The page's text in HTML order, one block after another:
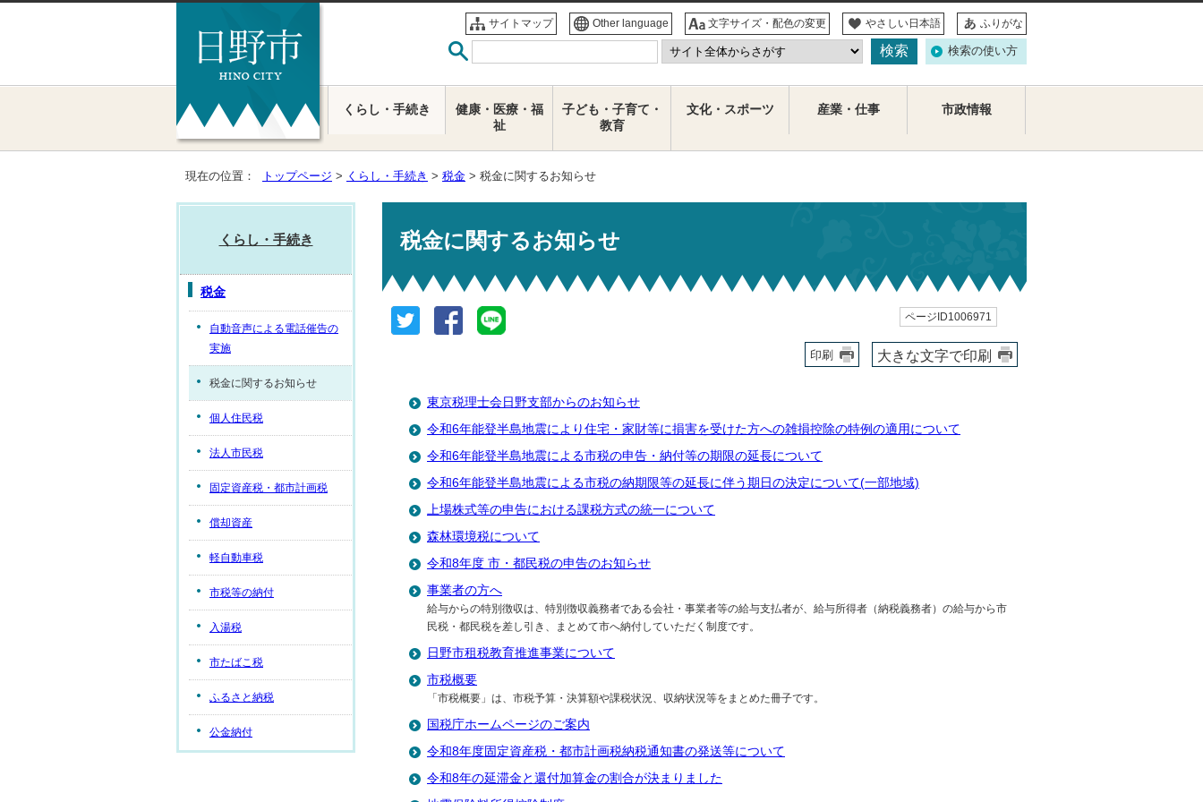
サイトマップ Other language 文字サイズ・配色の変更 やさしい日本語 ふりがな
検索の使い方
くらし・手続き
健康・医療・福
祉
子ども・子育て・
教育
文化・スポーツ 産業・仕事 市政情報
現在の位置： トップページ > くらし・手続き > 税金 > 税金に関するお知らせ
税金に関するお知らせ
ページID1006971
印刷 大きな文字で印刷
東京税理士会日野支部からのお知らせ
令和6年能登半島地震により住宅・家財等に損害を受けた方への雑損控除の特例の適用について
令和6年能登半島地震による市税の申告・納付等の期限の延長について
令和6年能登半島地震による市税の納期限等の延長に伴う期日の決定について(一部地域)
上場株式等の申告における課税方式の統一について
森林環境税について
令和8年度 市・都民税の申告のお知らせ
事業者の方へ
給与からの特別徴収は、特別徴収義務者である会社・事業者等の給与支払者が、給与所得者（納税義務者）の給与から市
民税・都民税を差し引き、まとめて市へ納付していただく制度です。
日野市租税教育推進事業について
市税概要
「市税概要」は、市税予算・決算額や課税状況、収納状況等をまとめた冊子です。
国税庁ホームページのご案内
令和8年度固定資産税・都市計画税納税通知書の発送等について
令和8年の延滞金と還付加算金の割合が決まりました
くらし・手続き
税金
自動音声による電話催告の
実施
税金に関するお知らせ
個人住民税
法人市民税
固定資産税・都市計画税
償却資産
軽自動車税
市税等の納付
入湯税
市たばこ税
ふるさと納税
公金納付